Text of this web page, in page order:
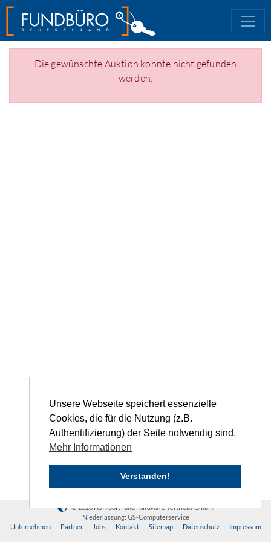
Unsere Webseite speichert essenzielle
Cookies, die für die Nutzung (z.B.
Authentifizierung) der Seite notwendig sind.
Mehr Informationen
Verstanden!
Die gewünschte Auktion konnte nicht gefunden
werden.
© 2026 HSH Soft- und Hardware Vertriebs GmbH,
Niederlassung: GS-Computerservice
Unternehmen
Partner Jobs Kontakt Sitemap Datenschutz Impressum